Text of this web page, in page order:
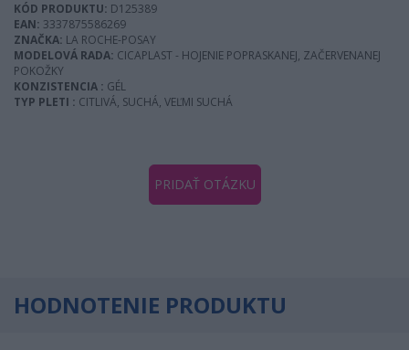
KÓD PRODUKTU: D125389
EAN: 3337875586269
ZNAČKA: LA ROCHE-POSAY
MODELOVÁ RADA: CICAPLAST - HOJENIE POPRASKANEJ, ZAČERVENANEJ
POKOŽKY
KONZISTENCIA : GÉL
TYP PLETI : CITLIVÁ, SUCHÁ, VEĽMI SUCHÁ
PRIDAŤ OTÁZKU
HODNOTENIE PRODUKTU